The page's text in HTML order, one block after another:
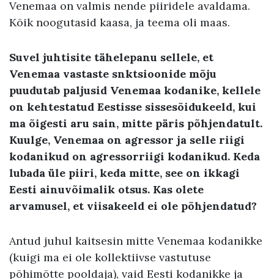
Venemaa on valmis nende piiridele avaldama.
Kõik noogutasid kaasa, ja teema oli maas.
Suvel juhtisite tähelepanu sellele, et
Venemaa vastaste snktsioonide mõju
puudutab paljusid Venemaa kodanike, kellele
on kehtestatud Eestisse sissesõidukeeld, kui
ma õigesti aru sain, mitte päris põhjendatult.
Kuulge, Venemaa on agressor ja selle riigi
kodanikud on agressorriigi kodanikud. Keda
lubada üle piiri, keda mitte, see on ikkagi
Eesti ainuvõimalik otsus. Kas olete
arvamusel, et viisakeeld ei ole põhjendatud?
Antud juhul kaitsesin mitte Venemaa kodanikke
(kuigi ma ei ole kollektiivse vastutuse
põhimõtte pooldaja), vaid Eesti kodanikke ja